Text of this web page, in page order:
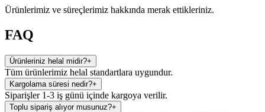
Ürünlerimiz ve süreçlerimiz hakkında merak ettikleriniz.
FAQ
Ürünleriniz helal midir?+
Tüm ürünlerimiz helal standartlara uygundur.
Kargolama süresi nedir?+
Siparişler 1-3 iş günü içinde kargoya verilir.
Toplu sipariş alıyor musunuz?+